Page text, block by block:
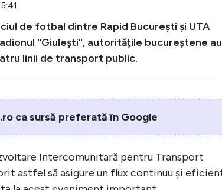
de fotbal dintre Rapid București și UTA
"Giulești", autoritățile bucureștene au
linii de transport public.
ca sursă preferată în Google
Intercomunitară pentru Transport
astfel să asigure un flux continuu și